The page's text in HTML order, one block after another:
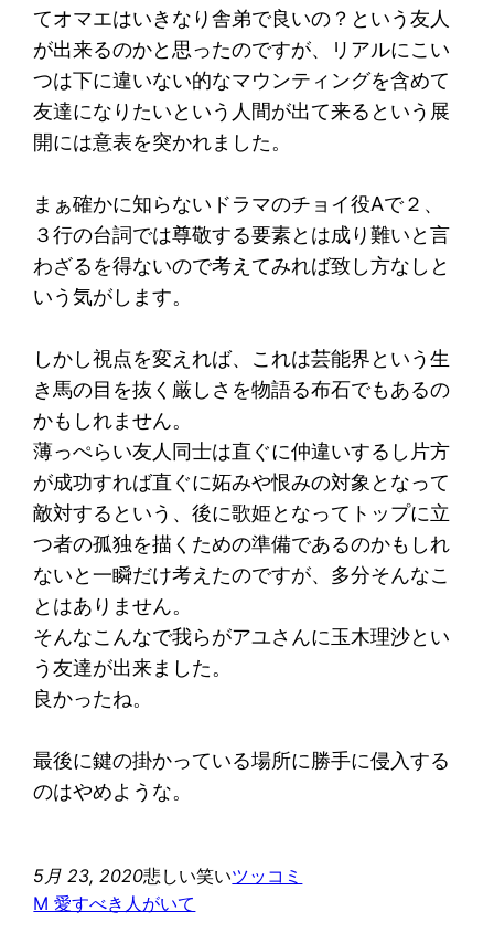
てオマエはいきなり舎弟で良いの？という友人
が出来るのかと思ったのですが、リアルにこい
つは下に違いない的なマウンティングを含めて
友達になりたいという人間が出て来るという展
開には意表を突かれました。
まぁ確かに知らないドラマのチョイ役Aで２、
３行の台詞では尊敬する要素とは成り難いと言
わざるを得ないので考えてみれば致し方なしと
いう気がします。
しかし視点を変えれば、これは芸能界という生
き馬の目を抜く厳しさを物語る布石でもあるの
かもしれません。
薄っぺらい友人同士は直ぐに仲違いするし片方
が成功すれば直ぐに妬みや恨みの対象となって
敵対するという、後に歌姫となってトップに立
つ者の孤独を描くための準備であるのかもしれ
ないと一瞬だけ考えたのですが、多分そんなこ
とはありません。
そんなこんなで我らがアユさんに玉木理沙とい
う友達が出来ました。
良かったね。
最後に鍵の掛かっている場所に勝手に侵入する
のはやめような。
5月 23, 2020悲しい笑いツッコミ
M 愛すべき人がいて